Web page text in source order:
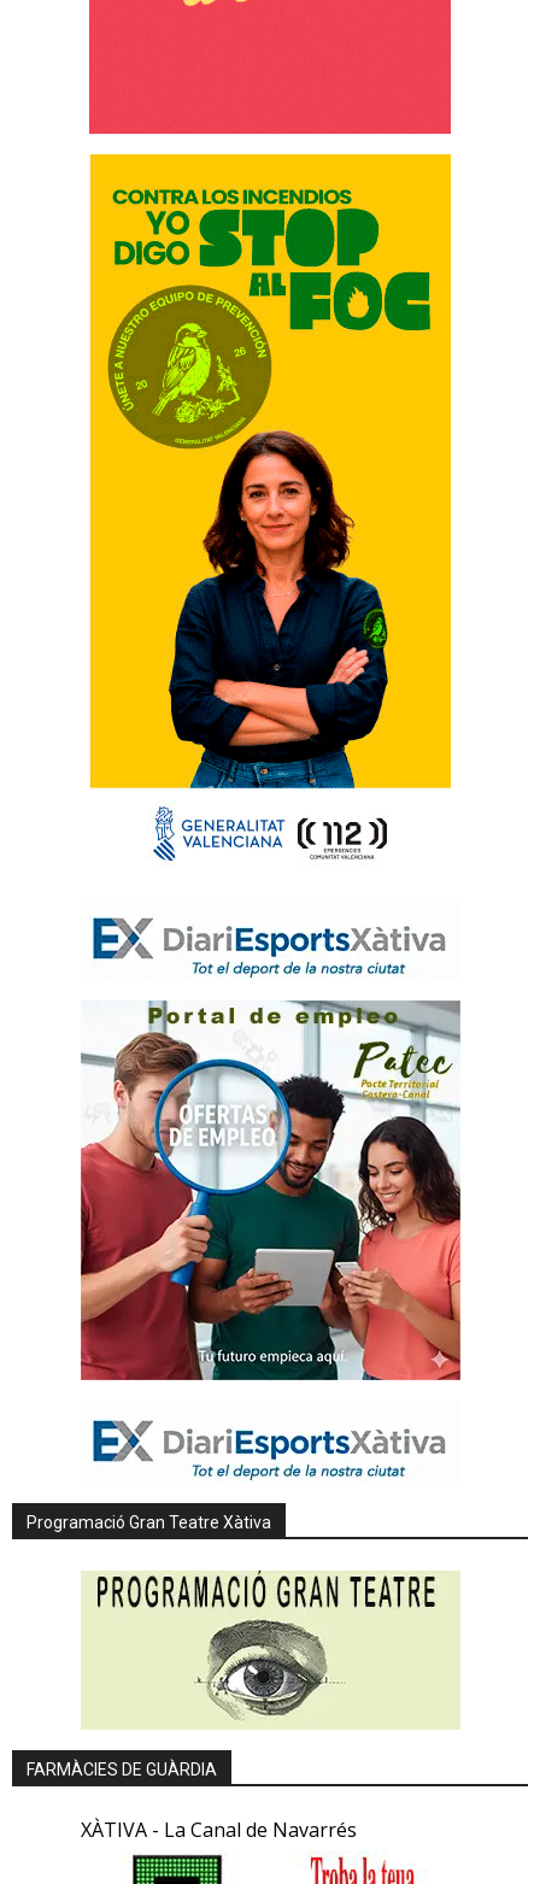
Programació Gran Teatre Xàtiva
FARMÀCIES DE GUÀRDIA
XÀTIVA - La Canal de Navarrés